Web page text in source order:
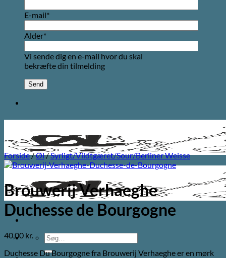
E-mail*
Alder*
Vi sende dig en e-mail hvor du skal
bekræfte din tilmelding
Søg
efter:
Forside/Øl/Syrligt/Vildtgæret/Sour/Berliner Weisse
Brouwerij Verhaeghe
Duchesse de Bourgogne
40,00 kr.
Duchesse Du Bourgogne fra Brouwerij Verhaeghe er en mørk